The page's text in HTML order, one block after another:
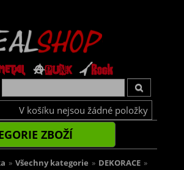
V košíku nejsou žádné položky
ZBOŽÍ
» Všechny kategorie » DEKORACE »